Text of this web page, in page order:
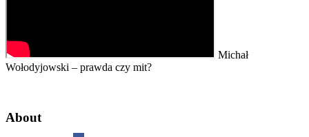
Michał
Wołodyjowski – prawda czy mit?
About